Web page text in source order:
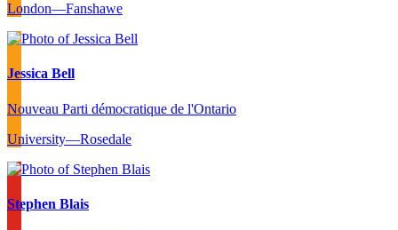
London—Fanshawe
Jessica Bell
Nouveau Parti démocratique de l'Ontario
University—Rosedale
Stephen Blais